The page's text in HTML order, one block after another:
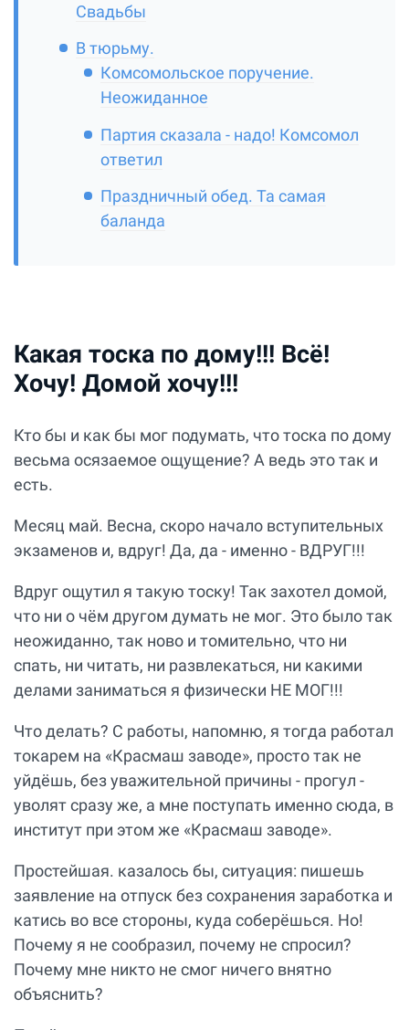
Свадьбы
В тюрьму.
Комсомольское поручение.
Неожиданное
Партия сказала - надо! Комсомол
ответил
Праздничный обед. Та самая
баланда
Какая тоска по дому!!! Всё!
Хочу! Домой хочу!!!
Кто бы и как бы мог подумать, что тоска по дому
весьма осязаемое ощущение? А ведь это так и
есть.
Месяц май. Весна, скоро начало вступительных
экзаменов и, вдруг! Да, да - именно - ВДРУГ!!!
Вдруг ощутил я такую тоску! Так захотел домой,
что ни о чём другом думать не мог. Это было так
неожиданно, так ново и томительно, что ни
спать, ни читать, ни развлекаться, ни какими
делами заниматься я физически НЕ МОГ!!!
Что делать? С работы, напомню, я тогда работал
токарем на «Красмаш заводе», просто так не
уйдёшь, без уважительной причины - прогул -
уволят сразу же, а мне поступать именно сюда, в
институт при этом же «Красмаш заводе».
Простейшая. казалось бы, ситуация: пишешь
заявление на отпуск без сохранения заработка и
катись во все стороны, куда соберёшься. Но!
Почему я не сообразил, почему не спросил?
Почему мне никто не смог ничего внятно
объяснить?